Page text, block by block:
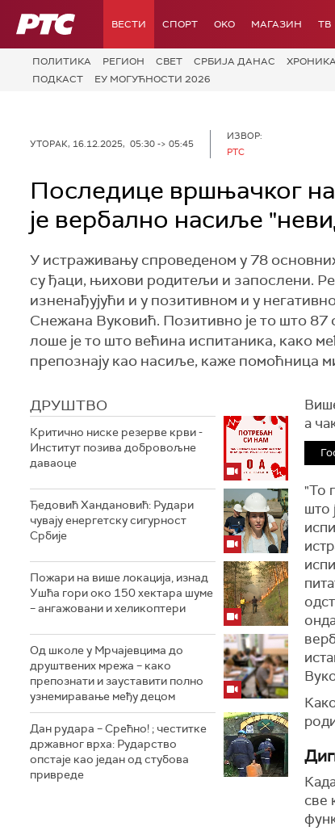
РТС ВЕСТИ СПОРТ OKO МАГАЗИН ТВ
ПОЛИТИКА РЕГИОН СВЕТ СРБИЈА ДАНАС ХРОНИКА
ПОДКАСТ
ЕУ МОГУЋНОСТИ 2026
УТОРАК, 16.12.2025, 05:30 -> 05:45
ИЗВОР:
РТС
Последице вршњачког
је вербално насиље
У истраживању спроведеном у 78
су ђаци, њихови родитељи и запослени.
изненађујући и у позитивном и у
Снежана Вуковић. Позитивно је то што 87
лоше је то што већина испитаника, како
препознају као насиље, каже помоћница
ДРУШТВО
Критично ниске резерве крви -
Институт позива добровољне
даваоце
Ђедовић Хандановић: Рудари
чувају енергетску сигурност
Србије
Пожари на више локација, изнад
Ушћа гори око 150 хектара шуме
– ангажовани и хеликоптери
Од школе у Мрчајевцима до
друштвених мрежа – како
препознати и зауставити полно
узнемиравање међу децом
Дан рудара – Срећно! ; честитке
државног врха: Рударство
опстаје као један од стубова
привреде
а
"То
што
све